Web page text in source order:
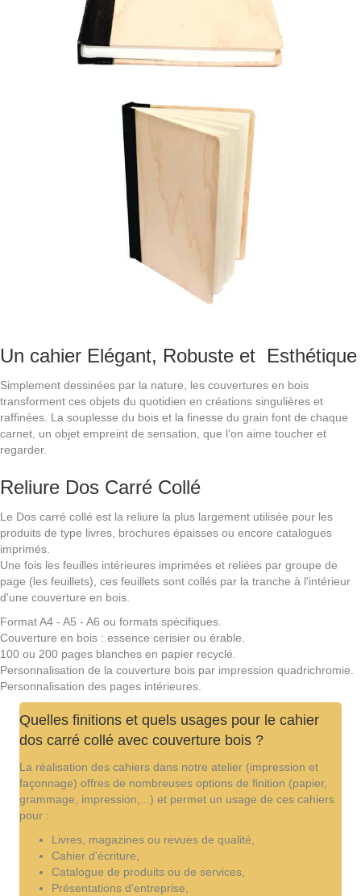
Un cahier Elégant, Robuste et Esthétique
Simplement dessinées par la nature, les couvertures en bois
transforment ces objets du quotidien en créations singulières et
raffinées. La souplesse du bois et la finesse du grain font de chaque
carnet, un objet empreint de sensation, que l’on aime toucher et
regarder.
Reliure Dos Carré Collé
Le Dos carré collé est la reliure la plus largement utilisée pour les
produits de type livres, brochures épaisses ou encore catalogues
imprimés.
Une fois les feuilles intérieures imprimées et reliées par groupe de
page (les feuillets), ces feuillets sont collés par la tranche à l'intérieur
d'une couverture en bois.
Format A4 - A5 - A6 ou formats spécifiques.
Couverture en bois : essence cerisier ou érable.
100 ou 200 pages blanches en papier recyclé.
Personnalisation de la couverture bois par impression quadrichromie.
Personnalisation des pages intérieures.
Quelles finitions et quels usages pour le cahier
dos carré collé avec couverture bois ?
La réalisation des cahiers dans notre atelier (impression et
façonnage) offres de nombreuses options de finition (papier,
grammage, impression,...) et permet un usage de ces cahiers
pour :
Livres, magazines ou revues de qualité,
Cahier d'écriture,
Catalogue de produits ou de services,
Présentations d'entreprise,